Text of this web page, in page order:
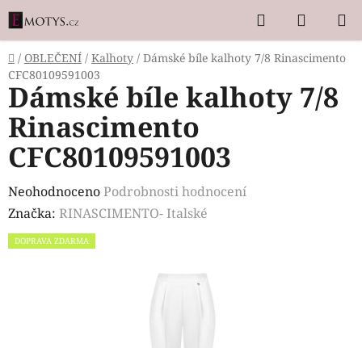
Přejít
na
obsah
Hledat
KOŠÍK
Domů
/ OBLEČENÍ / Kalhoty / Dámské bíle kalhoty 7/8 Rinascimento
CFC80109591003
Dámské bíle kalhoty 7/8
Rinascimento
CFC80109591003
Průměrné
hodnocení
produktu
NeohodnocenoPodrobnosti hodnocení
Značka: RINASCIMENTO- Italské
DOPRAVA ZDARMA